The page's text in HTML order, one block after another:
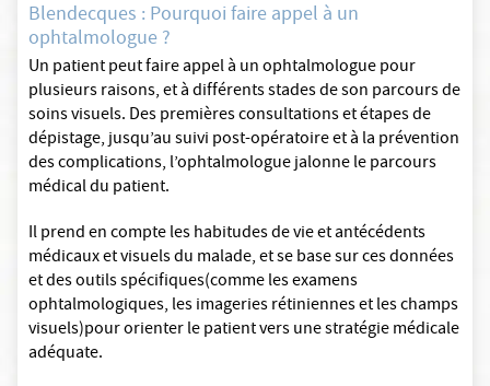
Blendecques : Pourquoi faire appel à un
ophtalmologue ?
Un patient peut faire appel à un ophtalmologue pour
plusieurs raisons, et à différents stades de son parcours de
soins visuels. Des premières consultations et étapes de
dépistage, jusqu’au suivi post-opératoire et à la prévention
des complications, l’ophtalmologue jalonne le parcours
médical du patient.
Il prend en compte les habitudes de vie et antécédents
médicaux et visuels du malade, et se base sur ces données
et des outils spécifiques(comme les examens
ophtalmologiques, les imageries rétiniennes et les champs
visuels)pour orienter le patient vers une stratégie médicale
adéquate.